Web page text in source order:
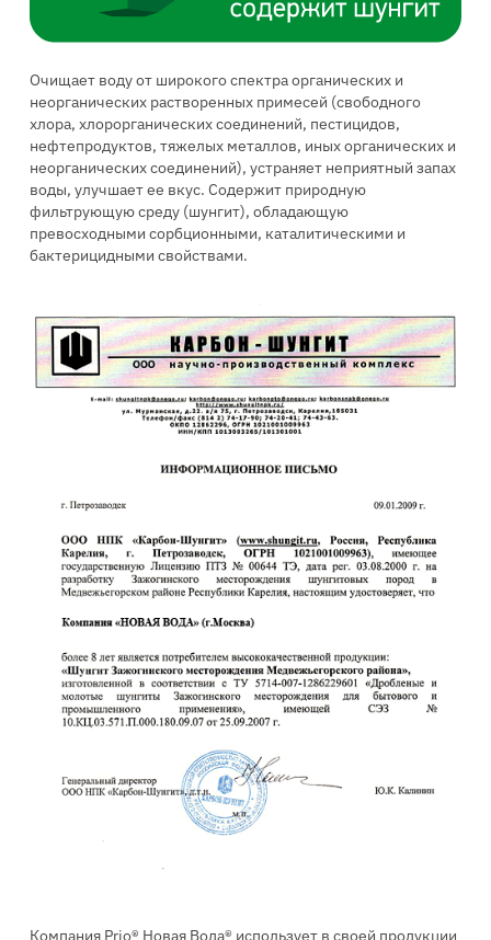
Очищает воду от широкого спектра органических и
неорганических растворенных примесей (свободного
хлора, хлорорганических соединений, пестицидов,
нефтепродуктов, тяжелых металлов, иных органических и
неорганических соединений), устраняет неприятный запах
воды, улучшает ее вкус. Содержит природную
фильтрующую среду (шунгит), обладающую
превосходными сорбционными, каталитическими и
бактерицидными свойствами.
Компания Prio® Новая Вода® использует в своей продукции